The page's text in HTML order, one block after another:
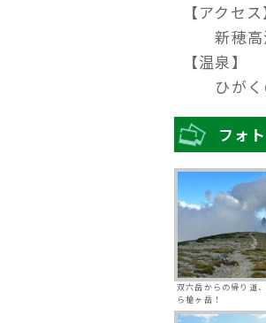
【アクセス
新穂高温
【温泉】
ひがくの
フォ
双六岳からの帰り道
ら槍ヶ岳！